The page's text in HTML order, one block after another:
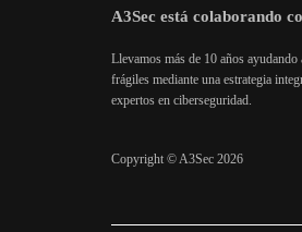
A3Sec está colaborando
Llevamos más de 10 años
frágiles mediante una estrategia
expertos en ciberseguridad.
Copyright © A3Sec 2026